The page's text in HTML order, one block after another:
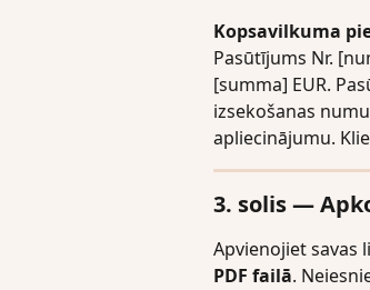
Kopsavilkuma
Pasūtījums Nr.
[summa] EUR.
izsekošanas
apliecinājumu.
3. solis —
Apvienojiet savas
PDF failā.